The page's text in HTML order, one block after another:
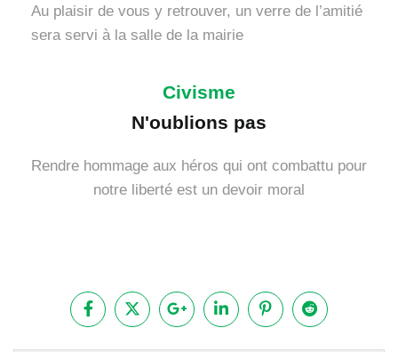
Au plaisir de vous y retrouver, un verre de l’amitié
sera servi à la salle de la mairie
Civisme
N'oublions pas
Rendre hommage aux héros qui ont combattu pour
notre liberté est un devoir moral